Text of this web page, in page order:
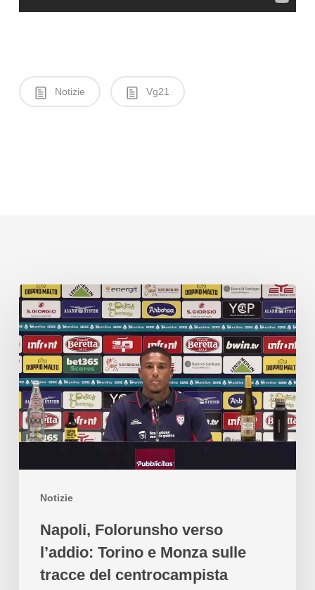
Notizie Vg21
Notizie
Napoli, Folorunsho verso
l’addio: Torino e Monza sulle
tracce del centrocampista